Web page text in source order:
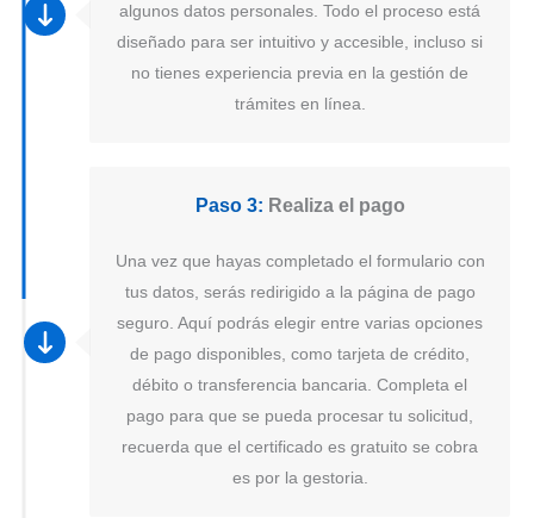
algunos datos personales. Todo el proceso está
diseñado para ser intuitivo y accesible, incluso si
no tienes experiencia previa en la gestión de
trámites en línea.
Paso 3: Realiza el pago
Una vez que hayas completado el formulario con
tus datos, serás redirigido a la página de pago
seguro. Aquí podrás elegir entre varias opciones
de pago disponibles, como tarjeta de crédito,
débito o transferencia bancaria. Completa el
pago para que se pueda procesar tu solicitud,
recuerda que el certificado es gratuito se cobra
es por la gestoria.